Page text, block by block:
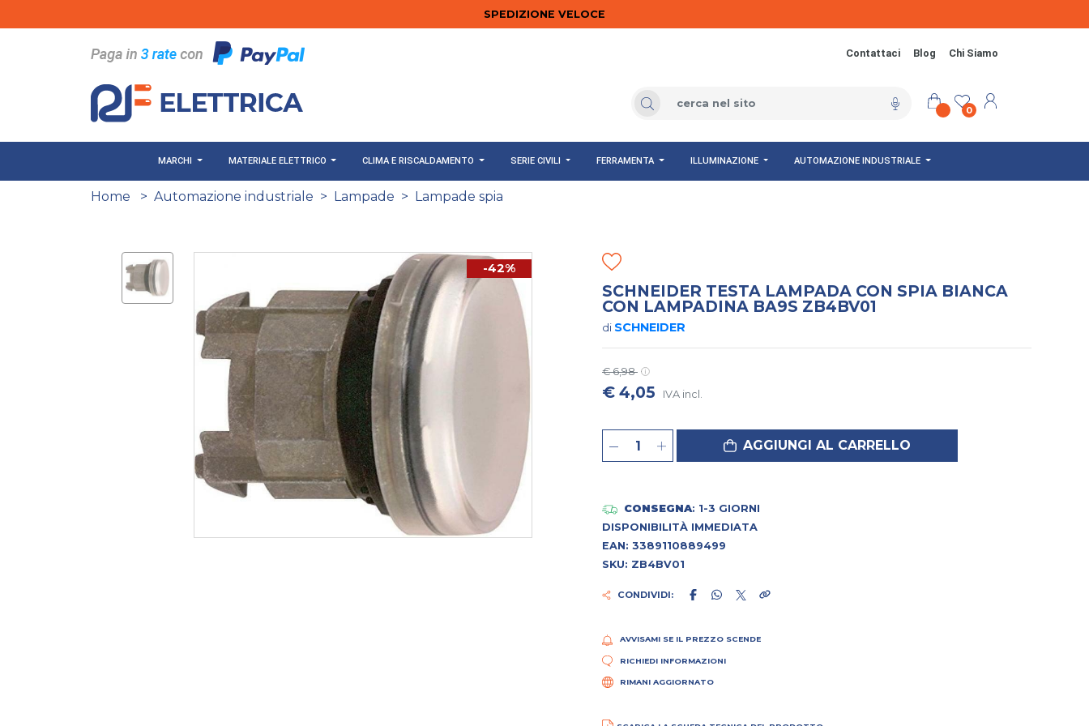
SPEDIZIONE VELOCE
Contattaci Blog Chi Siamo
0
MARCHI MATERIALE ELETTRICO CLIMA E RISCALDAMENTO SERIE CIVILI FERRAMENTA ILLUMINAZIONE AUTOMAZIONE INDUSTRIALE
Home > Automazione industriale > Lampade > Lampade spia
-42%
SCHNEIDER TESTA LAMPADA CON SPIA BIANCA
CON LAMPADINA BA9S ZB4BV01
di SCHNEIDER
€ 6,98
€ 4,05 IVA incl.
AGGIUNGI AL CARRELLO
CONSEGNA: 1-3 GIORNI
DISPONIBILITÀ IMMEDIATA
EAN: 3389110889499
SKU: ZB4BV01
CONDIVIDI:
AVVISAMI SE IL PREZZO SCENDE
RICHIEDI INFORMAZIONI
RIMANI AGGIORNATO